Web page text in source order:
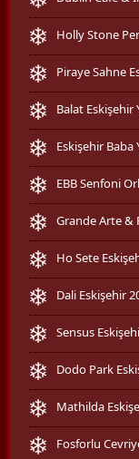
Holly Stone
Piraye Sahne
Balat Eskişehir
Eskişehir Baba
EBB Senfoni
Grande Arte &
Ho Sete
Dali Eskişehir
Sensus
Dodo Park
Mathilda
Fosforlu